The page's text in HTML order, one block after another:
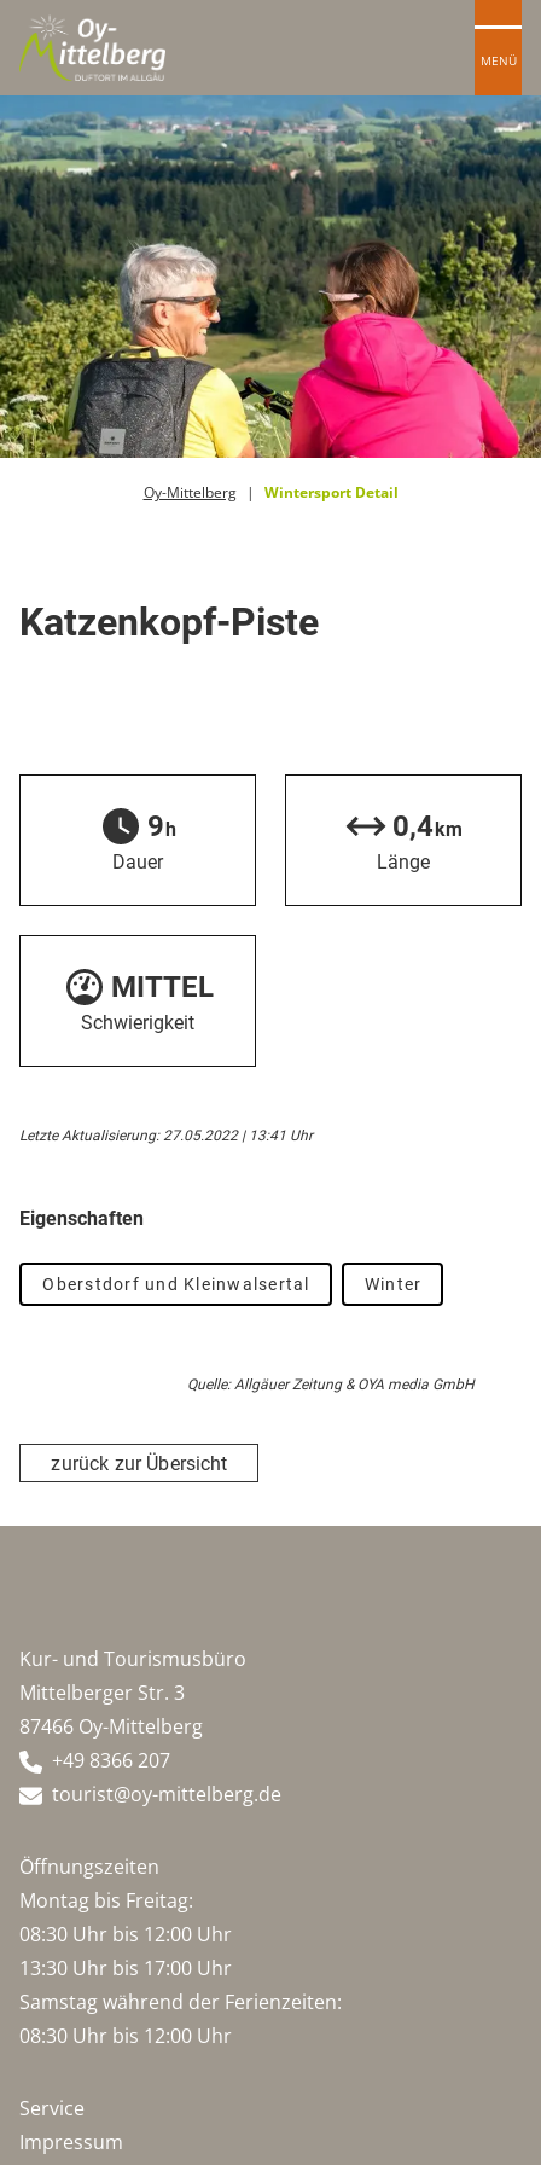
MENÜ
Oy-Mittelberg Wintersport Detail
Katzenkopf-Piste
9h
Dauer
0,4km
Länge
MITTEL
Schwierigkeit
Letzte Aktualisierung: 27.05.2022 | 13:41 Uhr
Eigenschaften
Oberstdorf und Kleinwalsertal Winter
Quelle: Allgäuer Zeitung & OYA media GmbH
zurück zur Übersicht
Kur- und Tourismusbüro
Mittelberger Str. 3
87466 Oy-Mittelberg
+49 8366 207
tourist@oy-mittelberg.de
Öffnungszeiten
Montag bis Freitag:
08:30 Uhr bis 12:00 Uhr
13:30 Uhr bis 17:00 Uhr
Samstag während der Ferienzeiten:
08:30 Uhr bis 12:00 Uhr
Service
Impressum